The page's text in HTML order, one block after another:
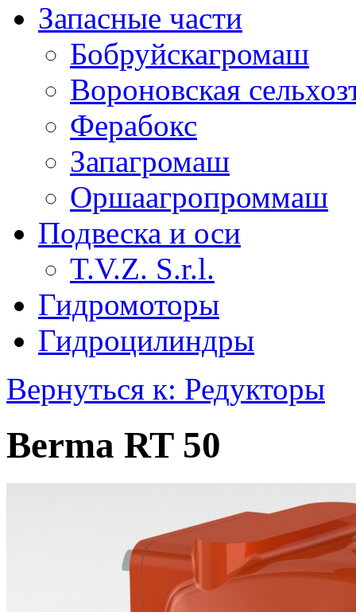
Запасные части
Бобруйскагромаш
Вороновская
Ферабокс
Запагромаш
Оршаагропроммаш
Подвеска и оси
T.V.Z. S.r.l.
Гидромоторы
Гидроцилиндры
Вернуться к: Редукторы
Berma RT 50